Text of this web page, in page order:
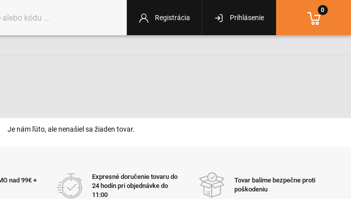
Je nám ľúto, ale nenašiel sa žiaden tovar.
nad 99€ +
Expresné doručenie tovaru do
24 hodín pri objednávke do
11:00
Tovar balíme bezpečne proti
poškodeniu
Registrácia Prihlásenie
0